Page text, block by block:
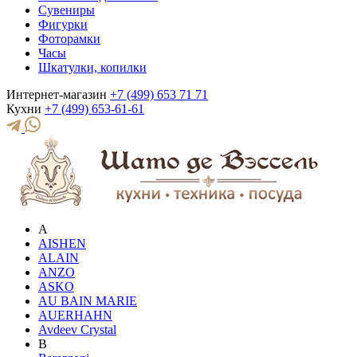
Сувениры
Фигурки
Фоторамки
Часы
Шкатулки, копилки
Интернет-магазин +7 (499) 653 71 71
Кухни +7 (499) 653-61-61
A
AISHEN
ALAIN
ANZO
ASKO
AU BAIN MARIE
AUERHAHN
Avdeev Crystal
B